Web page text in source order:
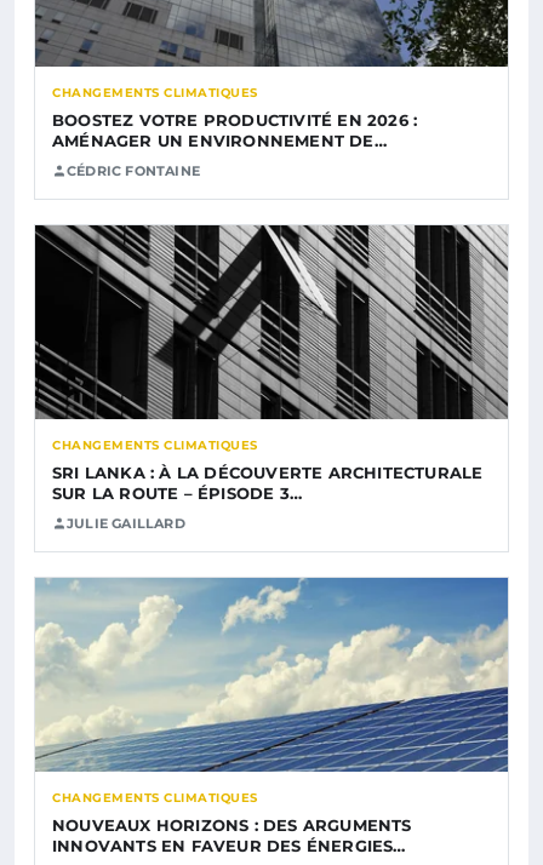
CHANGEMENTS CLIMATIQUES
BOOSTEZ VOTRE PRODUCTIVITÉ EN 2026 :
AMÉNAGER UN ENVIRONNEMENT DE…
CÉDRIC FONTAINE
CHANGEMENTS CLIMATIQUES
SRI LANKA : À LA DÉCOUVERTE ARCHITECTURALE
SUR LA ROUTE – ÉPISODE 3…
JULIE GAILLARD
CHANGEMENTS CLIMATIQUES
NOUVEAUX HORIZONS : DES ARGUMENTS
INNOVANTS EN FAVEUR DES ÉNERGIES…